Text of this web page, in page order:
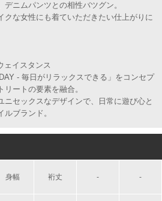
デニムパンツとの相性バツグン。
クな女性にも着ていただきたい仕上がりに
ェイスタンス
- 毎日がリラックスできる」をコンセプ
リートの要素を融合。
ニセックスなデザインで、日常に遊び心と
ブランド。
身幅 裄丈 - -